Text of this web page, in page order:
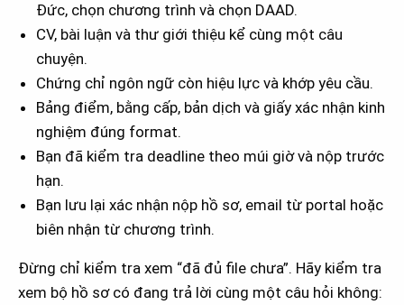
Đức, chọn chương trình và chọn DAAD.
CV, bài luận và thư giới thiệu kể cùng một câu
chuyện.
Chứng chỉ ngôn ngữ còn hiệu lực và khớp yêu cầu.
Bảng điểm, bằng cấp, bản dịch và giấy xác nhận kinh
nghiệm đúng format.
Bạn đã kiểm tra deadline theo múi giờ và nộp trước
hạn.
Bạn lưu lại xác nhận nộp hồ sơ, email từ portal hoặc
biên nhận từ chương trình.
Đừng chỉ kiểm tra xem “đã đủ file chưa”. Hãy kiểm tra
xem bộ hồ sơ có đang trả lời cùng một câu hỏi không: